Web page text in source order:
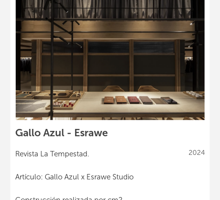
Gallo Azul - Esrawe
2024
Revista La Tempestad.
Artículo: Gallo Azul x Esrawe Studio